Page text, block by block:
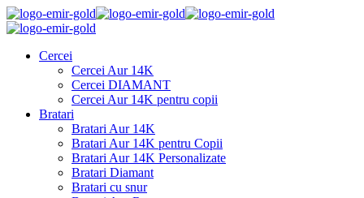
Cercei
Cercei Aur 14K
Cercei DIAMANT
Cercei Aur 14K pentru copii
Bratari
Bratari Aur 14K
Bratari Aur 14K pentru Copii
Bratari Aur 14K Personalizate
Bratari Diamant
Bratari cu snur